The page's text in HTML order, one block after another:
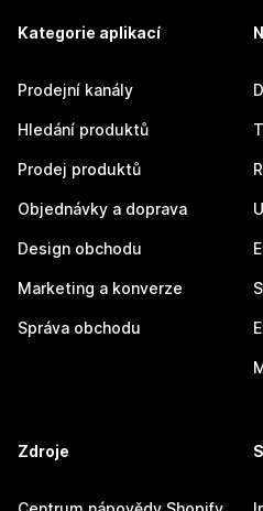
Kategorie aplikací
Prodejní kanály
Hledání produktů
Prodej produktů
Objednávky a doprava
Design obchodu
Marketing a konverze
Správa obchodu
Zdroje